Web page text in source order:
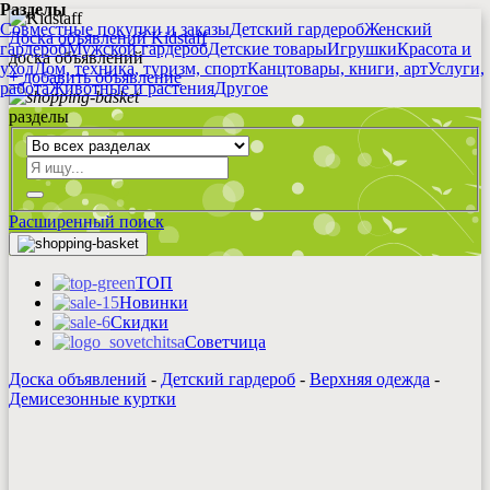
Разделы
Совместные покупки и заказыДетский гардеробЖенский
гардеробМужской гардеробДетские товарыИгрушкиКрасота и
уходДом, техника, туризм, спортКанцтовары, книги, артУслуги,
работаЖивотные и растенияДругое
Доска объявлений Kidstaff
доска объявлений
+добавитьобъявление
разделы
Расширенный поиск
ТОП
Новинки
Скидки
Советчица
Доска объявлений - Детский гардероб - Верхняя одежда -
Демисезонные куртки